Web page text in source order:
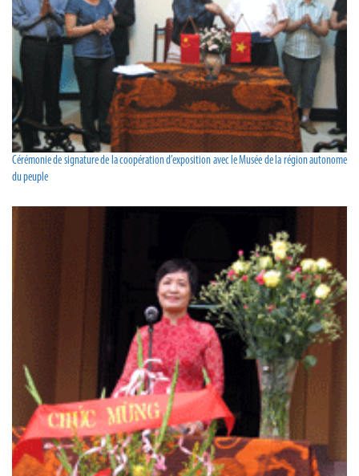
Cérémonie de signature de la coopération d’exposition avec le Musée de la région autonome
du peuple